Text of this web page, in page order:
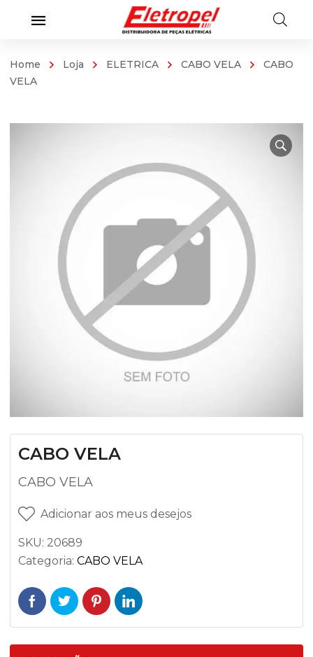
Home Loja ELETRICA CABO VELA
CABO
VELA
CABO VELA
CABO VELA
Adicionar aos meus desejos
SKU: 20689
Categoria: CABO VELA